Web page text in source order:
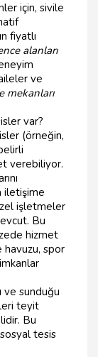
için, sivile
fiyatlı
alanları
ve
mekanları
var?
(örneğin,
verebiliyor.
iletişime
işletmeler
Bu
hizmet
havuzu, spor
ve sunduğu
teyit
Bu
tesis